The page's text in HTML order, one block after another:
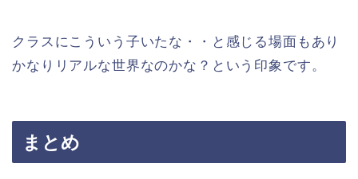
クラスにこういう子いたな・・と感じる場面もあり
かなりリアルな世界なのかな？という印象です。
まとめ